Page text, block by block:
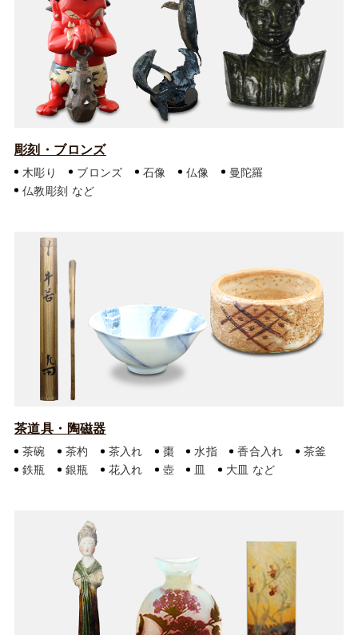
彫刻・ブロンズ
木彫り ブロンズ 石像 仏像
曼陀羅
仏教彫刻
茶道具・陶磁器
茶碗 茶杓 茶入れ 棗 水指 香合入れ
茶釜
鉄瓶
銀瓶 花入れ 壺 皿 大皿